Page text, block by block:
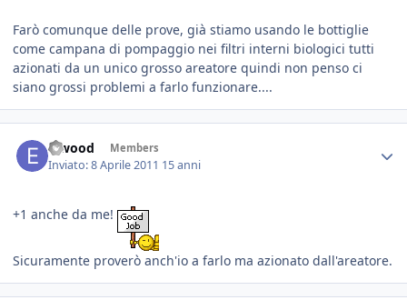
Farò comunque delle prove, già stiamo usando le bottiglie
come campana di pompaggio nei filtri interni biologici tutti
azionati da un unico grosso areatore quindi non penso ci
siano grossi problemi a farlo funzionare....
Elwood Members
Inviato:8 Aprile 2011 15 anni
+1 anche da me!
Sicuramente proverò anch'io a farlo ma azionato dall'areatore.